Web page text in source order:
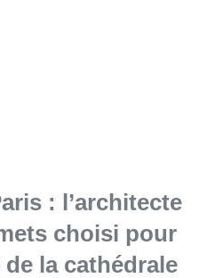
: l’architecte
choisi pour
la cathédrale